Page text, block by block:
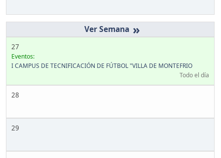
»
27
Eventos:
I CAMPUS DE TECNIFICACIÓN DE FÚTBOL "VILLA DE MONTEFRIO
Todo el día
28
29